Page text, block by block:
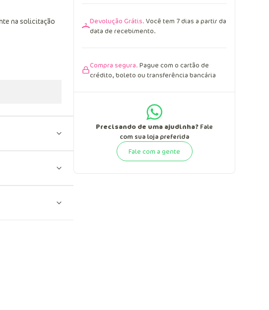
na solicitação
Devolução Grátis. Você tem 7 dias a partir da
data de recebimento.
Compra segura. Pague com o cartão de
crédito, boleto ou transferência bancária
Precisando de uma ajudinha? Fale
com sua loja preferida
Fale com a gente